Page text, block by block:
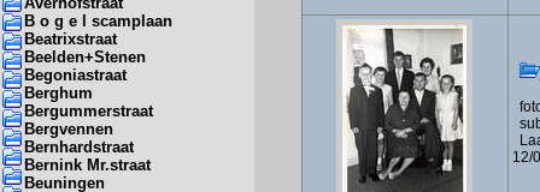
B o g e l scamplaan
Beatrixstraat
Beelden+Stenen
Begoniastraat
Berghum
Bergummerstraat
Bergvennen
Bernhardstraat
Bernink Mr.straat
Beuningen
12/